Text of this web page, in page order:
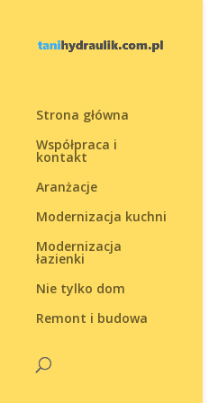
Strona główna
Współpraca i
kontakt
Aranżacje
Modernizacja kuchni
Modernizacja
łazienki
Nie tylko dom
Remont i budowa